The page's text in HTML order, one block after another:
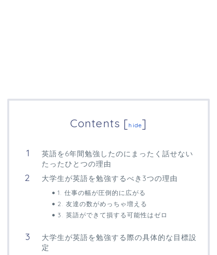
Contents [hide]
英語を6年間勉強したのにまったく話せない
たったひとつの理由
大学生が英語を勉強するべき3つの理由
1. 仕事の幅が圧倒的に広がる
2. 友達の数がめっちゃ増える
3. 英語ができて損する可能性はゼロ
大学生が英語を勉強する際の具体的な目標設
定